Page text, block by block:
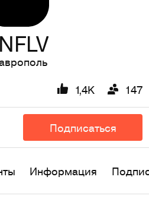
1,4K 147
Подписаться
Информация